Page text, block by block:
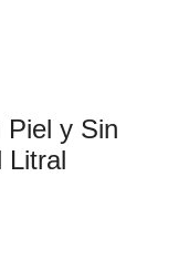
Piel y Sin
Litral